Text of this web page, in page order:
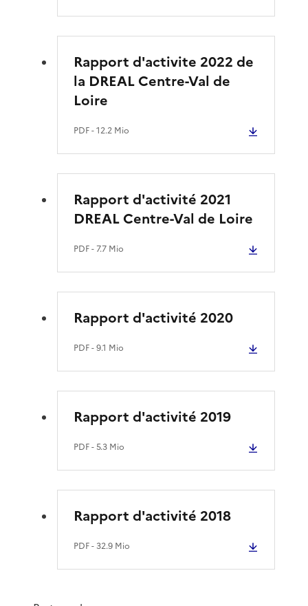
Rapport d'activite 2022 de
la DREAL Centre-Val de
Loire
PDF- 12.2 Mio
Rapport d'activité 2021
DREAL Centre-Val de Loire
PDF- 7.7 Mio
Rapport d'activité 2020
PDF- 9.1 Mio
Rapport d'activité 2019
PDF- 5.3 Mio
Rapport d'activité 2018
PDF- 32.9 Mio